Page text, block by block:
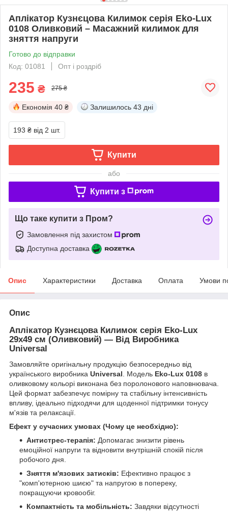
Аплікатор Кузнєцова Килимок серія Eko-Lux
0108 Оливковий – Масажний килимок для
зняття напруги
Готово до відправки
Код: 01081
Опт і роздріб
235 ₴ 275 ₴
Економія 40 ₴ Залишилось 43 дні
193 ₴ від 2 шт.
Купити
або
Купити з
Що таке купити з Пром?
Замовлення під захистом
Доступна доставка
Опис Характеристики Доставка Оплата Умови
Опис
Аплікатор Кузнєцова Килимок серія Eko-Lux
29х49 см (Оливковий) — Від Виробника
Universal
Замовляйте оригінальну продукцію безпосередньо від
українського виробника Universal . Модель Eko-Lux 0108 в
оливковому кольорі виконана без поролонового наповнювача.
Цей формат забезпечує помірну та стабільну інтенсивність
впливу, ідеально підходячи для щоденної підтримки тонусу
м'язів та релаксації.
Ефект у сучасних умовах (Чому це необхідно):
Антистрес-терапія: Допомагає знизити рівень
емоційної напруги та відновити внутрішній спокій після
робочого дня.
Зняття м'язових затисків: Ефективно працює з
"комп'ютерною шиєю" та напругою в попереку,
покращуючи кровообіг.
Компактність та мобільність: Завдяки відсутності